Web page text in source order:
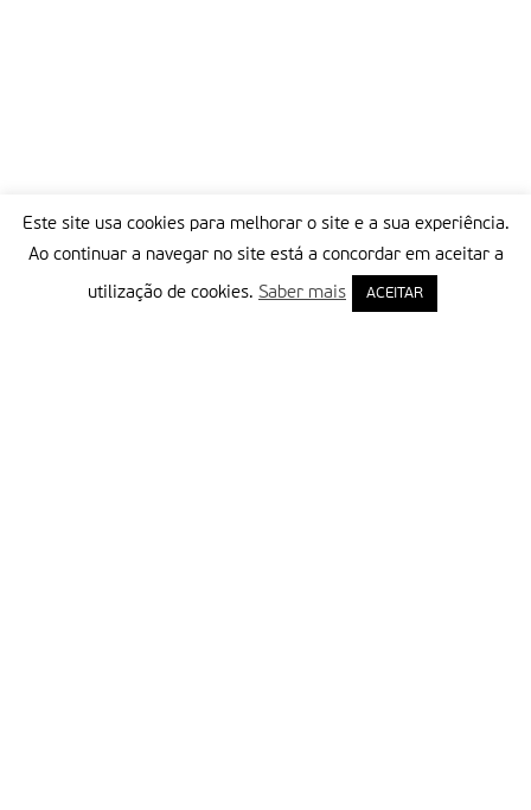
Este site usa cookies para melhorar o site e a sua experiência.
Ao continuar a navegar no site está a concordar em aceitar a
utilização de cookies. Saber mais ACEITAR